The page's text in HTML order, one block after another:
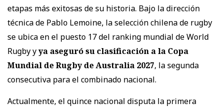
etapas más exitosas de su historia. Bajo la dirección
técnica de Pablo Lemoine, la selección chilena de rugby
se ubica en el puesto 17 del ranking mundial de World
Rugby yya aseguró su clasificación a la Copa
Mundial de Rugby de Australia 2027, la segunda
consecutiva para el combinado nacional.
Actualmente, el quince nacional disputa la primera